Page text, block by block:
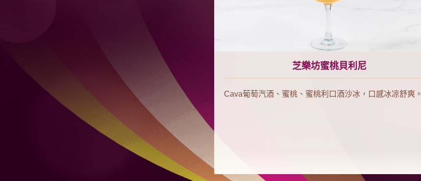
芝樂坊蜜桃貝利尼
Cava葡萄汽酒、蜜桃、蜜桃利口酒沙冰，口感冰凉舒爽。